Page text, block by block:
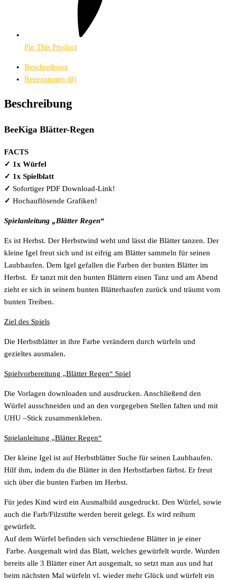
Pin This Product
Beschreibung
Rezensionen (0)
Beschreibung
BeeKiga Blätter-Regen
FACTS
✓ 1x Würfel
✓ 1x Spielblatt
✓ Sofortiger PDF Download-Link!
✓ Hochauflösende Grafiken!
Spielanleitung „Blätter Regen“
Es ist Herbst. Der Herbstwind weht und lässt die Blätter tanzen. Der
kleine Igel freut sich und ist eifrig am Blätter sammeln für seinen
Laubhaufen. Dem Igel gefallen die Farben der bunten Blätter im
Herbst. Er tanzt mit den bunten Blättern einen Tanz und am Abend
zieht er sich in seinem bunten Blätterhaufen zurück und träumt vom
bunten Treiben.
Ziel des Spiels
Die Herbstblätter in ihre Farbe verändern durch würfeln und
gezieltes ausmalen.
Spielvorbereitung „Blätter Regen“ Spiel
Die Vorlagen downloaden und ausdrucken. Anschließend den
Würfel ausschneiden und an den vorgegeben Stellen falten und mit
UHU –Stick zusammenkleben.
Spielanleitung „Blätter Regen“
Der kleine Igel ist auf Herbstblätter Suche für seinen Laubhaufen.
Hilf ihm, indem du die Blätter in den Herbstfarben färbst. Er freut
sich über die bunten Farben im Herbst.
Für jedes Kind wird ein Ausmalbild ausgedruckt. Den Würfel, sowie
auch die Farb/Filzstifte werden bereit gelegt. Es wird reihum
gewürfelt.
Auf dem Würfel befinden sich verschiedene Blätter in je einer
Farbe. Ausgemalt wird das Blatt, welches gewürfelt wurde. Wurden
bereits alle 3 Blätter einer Art ausgemalt, so setzt man aus und hat
beim nächsten Mal würfeln vl. wieder mehr Glück und würfelt ein